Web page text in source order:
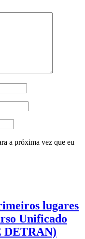
a próxima vez que eu
lugares
Unificado
DETRAN)